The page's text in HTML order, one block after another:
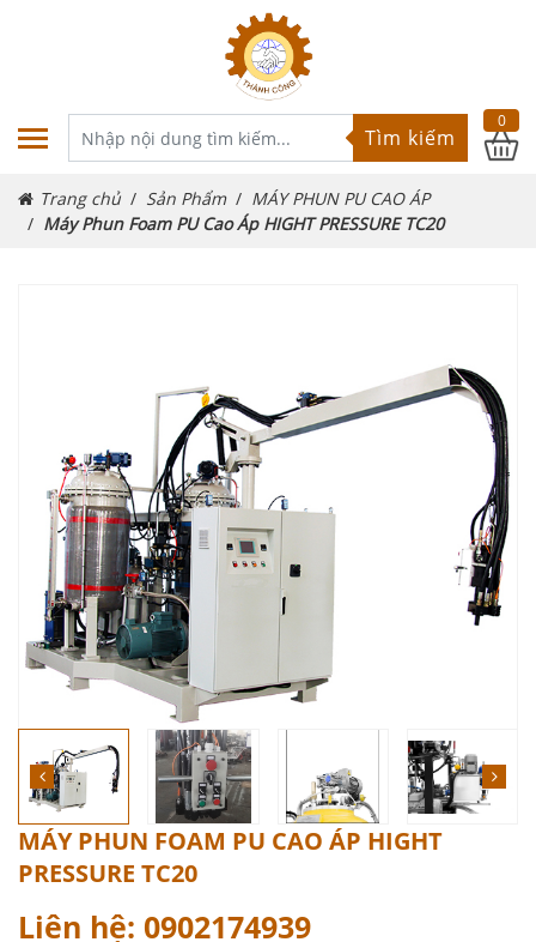
Tìm kiếm
0
Trang chủ Sản Phẩm
MÁY PHUN PU CAO ÁP
Máy Phun Foam PU Cao Áp HIGHT PRESSURE TC20
MÁY PHUN FOAM PU CAO ÁP HIGHT
PRESSURE TC20
Liên hệ: 0902174939